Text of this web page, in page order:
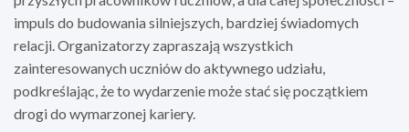
impuls do budowania silniejszych, bardziej świadomych
relacji. Organizatorzy zapraszają wszystkich
zainteresowanych uczniów do aktywnego udziału,
podkreślając, że to wydarzenie może stać się początkiem
drogi do wymarzonej kariery.